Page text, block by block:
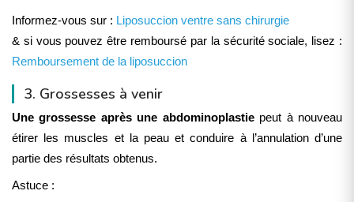
Informez-vous sur : Liposuccion ventre sans chirurgie
& si vous pouvez être remboursé par la sécurité sociale, lisez :
Remboursement de la liposuccion
3. Grossesses à venir
Une grossesse après une abdominoplastiepeut à nouveau
étirer les muscles et la peau et conduire à l’annulation d’une
partie des résultats obtenus.
Astuce :